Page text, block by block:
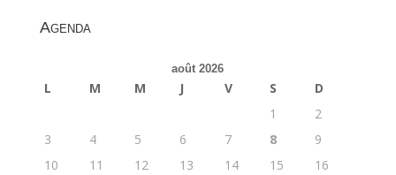
Agenda
août 2026
L M M J V S
D
1
2
3
4 5 6 7 8
9
10
11 12 13 14 15
16